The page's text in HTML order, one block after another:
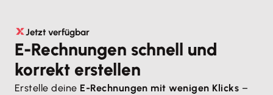
Jetzt verfügbar
E-Rechnungen schnell und
korrekt erstellen
Erstelle deine E-Rechnungen mit wenigen Klicks –